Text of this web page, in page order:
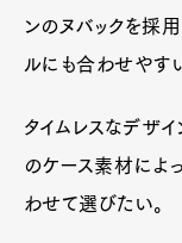
ンのヌバックを採用
ルにも合わせやす
タイムレスなデザイ
のケース素材によ
わせて選びたい。